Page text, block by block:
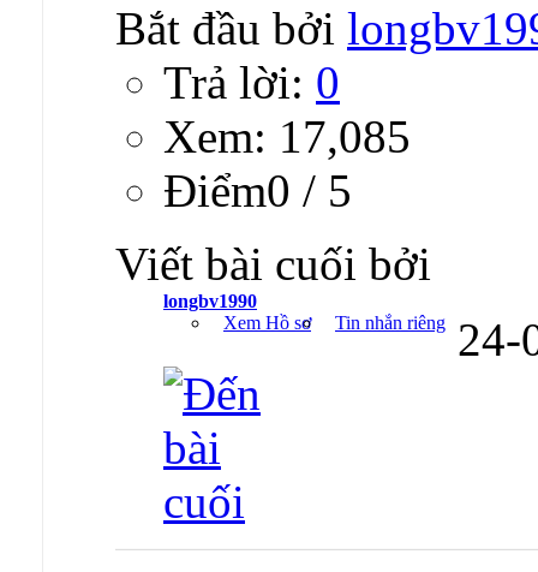
Bắt đầu bởi
Trả lời: 0
Xem: 17,085
Ðiểm0 / 5
Viết bài cuối bởi
longbv1990
Xem Hồ sơ
Tin nhắn riêng 24-